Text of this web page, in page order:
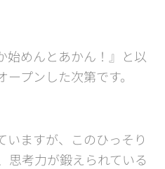
始めんとあかん！』と以
プンした次第です。
いますが、このひっそり
思考力が鍛えられている